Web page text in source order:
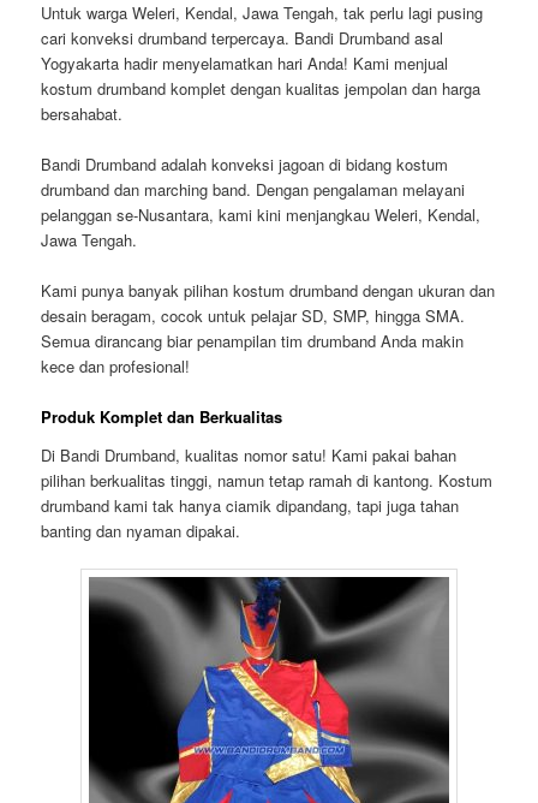
Untuk warga Weleri, Kendal, Jawa Tengah, tak perlu lagi pusing
cari konveksi drumband terpercaya. Bandi Drumband asal
Yogyakarta hadir menyelamatkan hari Anda! Kami menjual
kostum drumband komplet dengan kualitas jempolan dan harga
bersahabat.
Bandi Drumband adalah konveksi jagoan di bidang kostum
drumband dan marching band. Dengan pengalaman melayani
pelanggan se-Nusantara, kami kini menjangkau Weleri, Kendal,
Jawa Tengah.
Kami punya banyak pilihan kostum drumband dengan ukuran dan
desain beragam, cocok untuk pelajar SD, SMP, hingga SMA.
Semua dirancang biar penampilan tim drumband Anda makin
kece dan profesional!
Produk Komplet dan Berkualitas
Di Bandi Drumband, kualitas nomor satu! Kami pakai bahan
pilihan berkualitas tinggi, namun tetap ramah di kantong. Kostum
drumband kami tak hanya ciamik dipandang, tapi juga tahan
banting dan nyaman dipakai.